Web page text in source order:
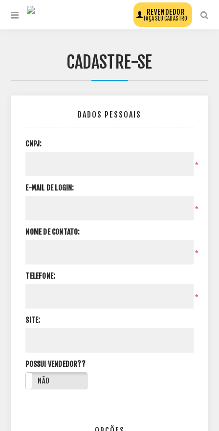
REVENDEDOR
FAÇA SEU CADASTRO
CADASTRE-SE
DADOS PESSOAIS
CNPJ:
*
E-MAIL DE LOGIN:
*
NOME DE CONTATO:
*
TELEFONE:
*
SITE:
POSSUI VENDEDOR??
NÃO